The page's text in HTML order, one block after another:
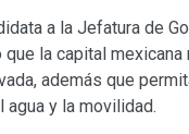
a la Jefatura de
la capital
además que
agua y la movilidad.